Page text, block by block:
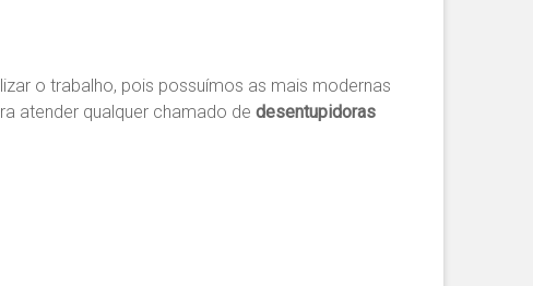
o trabalho, pois possuímos as mais modernas
atender qualquer chamado de desentupidoras